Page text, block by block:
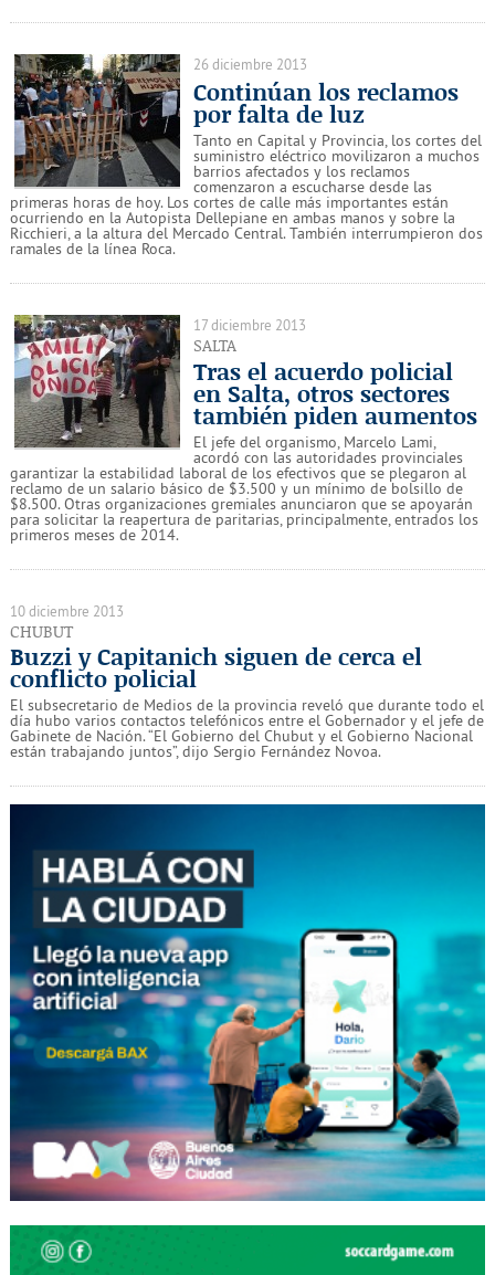
26 diciembre 2013
Continúan los reclamos
por falta de luz
Tanto en Capital y Provincia, los cortes del
suministro eléctrico movilizaron a muchos
barrios afectados y los reclamos
comenzaron a escucharse desde las
primeras horas de hoy. Los cortes de calle más importantes están
ocurriendo en la Autopista Dellepiane en ambas manos y sobre la
Ricchieri, a la altura del Mercado Central. También interrumpieron dos
ramales de la línea Roca.
17 diciembre 2013
SALTA
Tras el acuerdo policial
en Salta, otros sectores
también piden aumentos
El jefe del organismo, Marcelo Lami,
acordó con las autoridades provinciales
garantizar la estabilidad laboral de los efectivos que se plegaron al
reclamo de un salario básico de $3.500 y un mínimo de bolsillo de
$8.500. Otras organizaciones gremiales anunciaron que se apoyarán
para solicitar la reapertura de paritarias, principalmente, entrados los
primeros meses de 2014.
10 diciembre 2013
CHUBUT
Buzzi y Capitanich siguen de cerca el
conflicto policial
El subsecretario de Medios de la provincia reveló que durante todo el
día hubo varios contactos telefónicos entre el Gobernador y el jefe de
Gabinete de Nación. “El Gobierno del Chubut y el Gobierno Nacional
están trabajando juntos”, dijo Sergio Fernández Novoa.